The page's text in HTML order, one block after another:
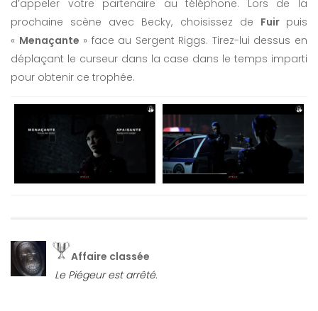
d’appeler votre partenaire au téléphone. Lors de la
prochaine scène avec Becky, choisissez de Fuir puis
« Menaçante » face au Sergent Riggs. Tirez-lui dessus en
déplaçant le curseur dans la case dans le temps imparti
pour obtenir ce trophée.
Affaire classée
Le Piégeur est arrêté.